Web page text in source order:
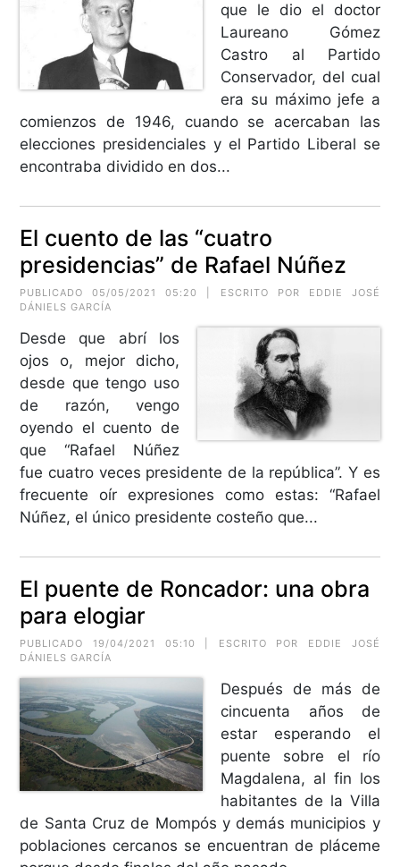
que le dio el doctor
Laureano Gómez
Castro al Partido
Conservador, del cual
era su máximo jefe a
comienzos de 1946, cuando se acercaban las
elecciones presidenciales y el Partido Liberal se
encontraba dividido en dos...
El cuento de las “cuatro
presidencias” de Rafael Núñez
PUBLICADO 05/05/2021 05:20 | ESCRITO POR EDDIE JOSÉ
DÁNIELS GARCÍA
Desde que abrí los
ojos o, mejor dicho,
desde que tengo uso
de razón, vengo
oyendo el cuento de
que “Rafael Núñez
fue cuatro veces presidente de la república”. Y es
frecuente oír expresiones como estas: “Rafael
Núñez, el único presidente costeño que...
El puente de Roncador: una obra
para elogiar
PUBLICADO 19/04/2021 05:10 | ESCRITO POR EDDIE JOSÉ
DÁNIELS GARCÍA
Después de más de
cincuenta años de
estar esperando el
puente sobre el río
Magdalena, al fin los
habitantes de la Villa
de Santa Cruz de Mompós y demás municipios y
poblaciones cercanos se encuentran de pláceme